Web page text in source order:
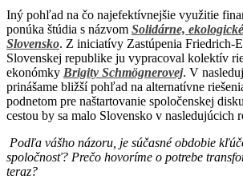
Iný pohľad na čo najefektívnejšie využitie
ponúka štúdia s názvom Solidárne,
Slovensko. Z iniciatívy Zastúpenia Friedrich-
Slovenskej republike ju vypracoval kolektív
ekonómky Brigity Schmögnerovej. V
prinášame bližší pohľad na alternatívne
podnetom pre naštartovanie spoločenskej
cestou by sa malo Slovensko v nasledujúcich
Podľa vášho názoru, je súčasné obdobie
spoločnosť? Prečo hovoríme o potrebe
teraz?